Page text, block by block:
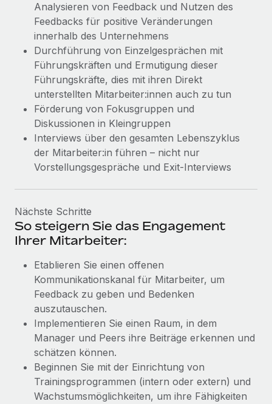
Analysieren von Feedback und Nutzen des
Feedbacks für positive Veränderungen
innerhalb des Unternehmens
Durchführung von Einzelgesprächen mit
Führungskräften und Ermutigung dieser
Führungskräfte, dies mit ihren Direkt
unterstellten Mitarbeiter:innen auch zu tun
Förderung von Fokusgruppen und
Diskussionen in Kleingruppen
Interviews über den gesamten Lebenszyklus
der Mitarbeiter:in führen – nicht nur
Vorstellungsgespräche und Exit-Interviews
Nächste Schritte
So steigern Sie das Engagement
Ihrer Mitarbeiter:
Etablieren Sie einen offenen
Kommunikationskanal für Mitarbeiter, um
Feedback zu geben und Bedenken
auszutauschen.
Implementieren Sie einen Raum, in dem
Manager und Peers ihre Beiträge erkennen und
schätzen können.
Beginnen Sie mit der Einrichtung von
Trainingsprogrammen (intern oder extern) und
Wachstumsmöglichkeiten, um ihre Fähigkeiten